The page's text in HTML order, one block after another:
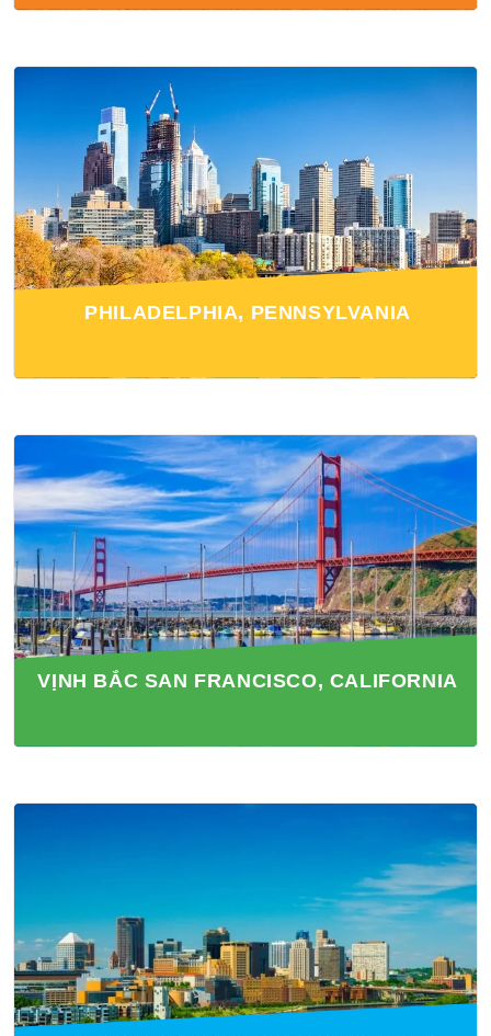
PHILADELPHIA, PENNSYLVANIA
VỊNH BẮC SAN FRANCISCO, CALIFORNIA